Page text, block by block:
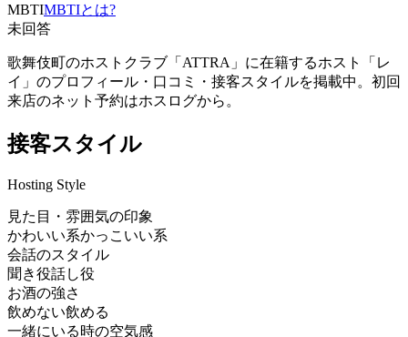
MBTIMBTIとは?
未回答
歌舞伎町のホストクラブ「ATTRA」に在籍するホスト「レ
イ」のプロフィール・口コミ・接客スタイルを掲載中。初回
来店のネット予約はホスログから。
接客スタイル
Hosting Style
見た目・雰囲気の印象
かわいい系かっこいい系
会話のスタイル
聞き役話し役
お酒の強さ
飲めない飲める
一緒にいる時の空気感